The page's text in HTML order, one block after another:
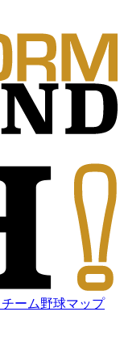
チーム野球マップ